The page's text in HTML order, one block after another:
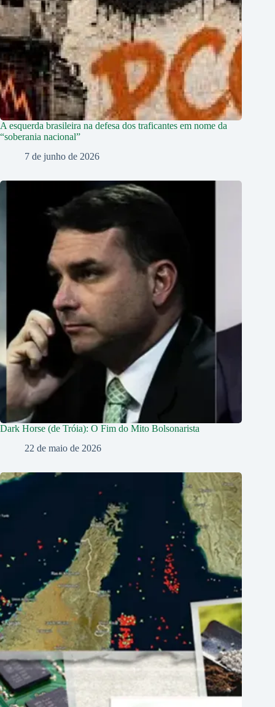
A esquerda brasileira na defesa dos traficantes em nome da
“soberania nacional”
7 de junho de 2026
Dark Horse (de Tróia): O Fim do Mito Bolsonarista
22 de maio de 2026